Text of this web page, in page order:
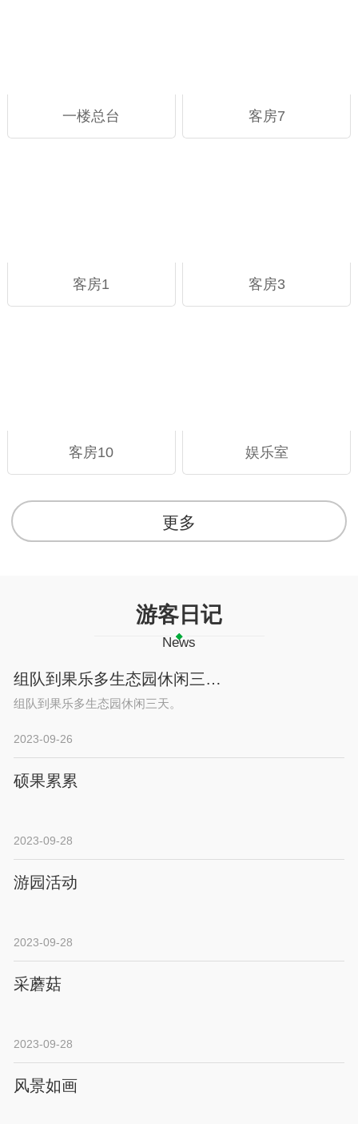
一楼总台 客房7
客房1 客房3
客房10 娱乐室
更多
游客日记
News
组队到果乐多生态园休闲三天。
组队到果乐多生态园休闲三天。
2023-09-26
硕果累累
2023-09-28
游园活动
2023-09-28
采蘑菇
2023-09-28
风景如画